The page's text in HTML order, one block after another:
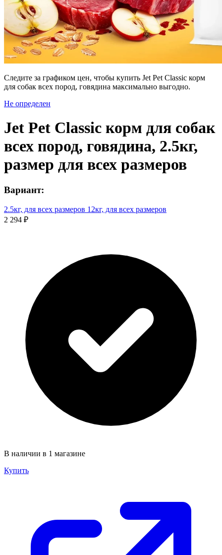
Следите за графиком цен, чтобы купить Jet Pet Classic корм
для собак всех пород, говядина максимально выгодно.
Не определен
Jet Pet Classic корм для собак
всех пород, говядина, 2.5кг,
размер для всех размеров
Вариант:
2.5кг, для всех размеров 12кг, для всех размеров
2 294 ₽
В наличии в 1 магазине
Купить